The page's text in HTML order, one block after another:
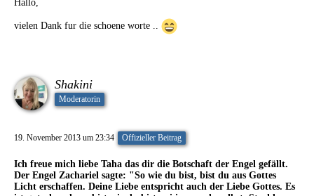
Hallo,
vielen Dank fur die schoene worte ..
Shakini
Moderatorin
19. November 2013 um 23:34 Offizieller Beitrag
Ich freue mich liebe Taha das dir die Botschaft der Engel gefällt.
Der Engel Zachariel sagte: "So wie du bist, bist du aus Gottes
Licht erschaffen. Deine Liebe entspricht auch der Liebe Gottes. Es